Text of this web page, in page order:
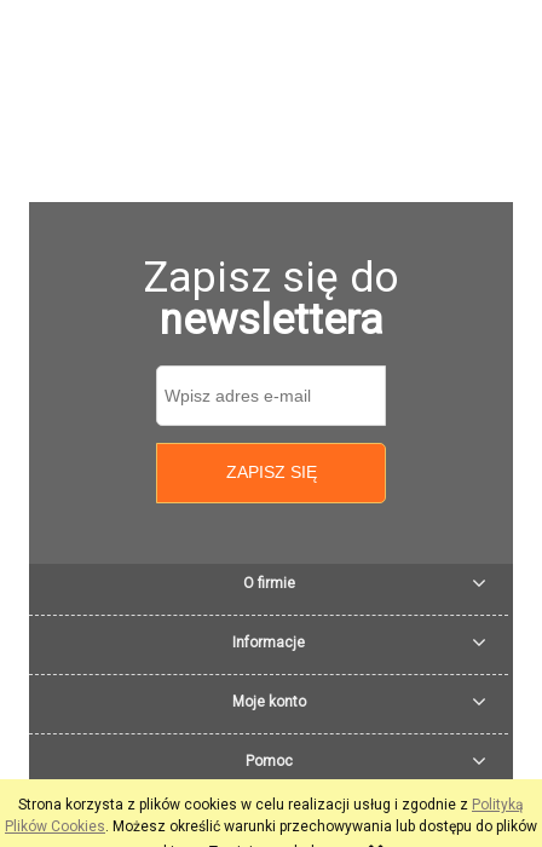
Strona korzysta z plików cookies w celu realizacji usług i zgodnie z Polityką
Plików Cookies. Możesz określić warunki przechowywania lub dostępu do plików
Zapisz się do
newslettera
ZAPISZ SIĘ
O firmie
Informacje
Moje konto
Pomoc
pokaż pełną wersję strony